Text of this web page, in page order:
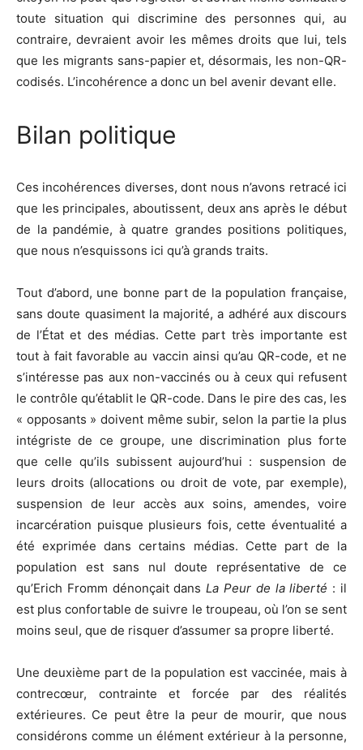
toute situation qui discrimine des personnes qui, au
contraire, devraient avoir les mêmes droits que lui, tels
que les migrants sans-papier et, désormais, les non-QR-
codisés. L’incohérence a donc un bel avenir devant elle.
Bilan politique
Ces incohérences diverses, dont nous n’avons retracé ici
que les principales, aboutissent, deux ans après le début
de la pandémie, à quatre grandes positions politiques,
que nous n’esquissons ici qu’à grands traits.
Tout d’abord, une bonne part de la population française,
sans doute quasiment la majorité, a adhéré aux discours
de l’État et des médias. Cette part très importante est
tout à fait favorable au vaccin ainsi qu’au QR-code, et ne
s’intéresse pas aux non-vaccinés ou à ceux qui refusent
le contrôle qu’établit le QR-code. Dans le pire des cas, les
« opposants » doivent même subir, selon la partie la plus
intégriste de ce groupe, une discrimination plus forte
que celle qu’ils subissent aujourd’hui : suspension de
leurs droits (allocations ou droit de vote, par exemple),
suspension de leur accès aux soins, amendes, voire
incarcération puisque plusieurs fois, cette éventualité a
été exprimée dans certains médias. Cette part de la
population est sans nul doute représentative de ce
qu’Erich Fromm dénonçait dansLa Peur de la liberté : il
est plus confortable de suivre le troupeau, où l’on se sent
moins seul, que de risquer d’assumer sa propre liberté.
Une deuxième part de la population est vaccinée, mais à
contrecœur, contrainte et forcée par des réalités
extérieures. Ce peut être la peur de mourir, que nous
considérons comme un élément extérieur à la personne,